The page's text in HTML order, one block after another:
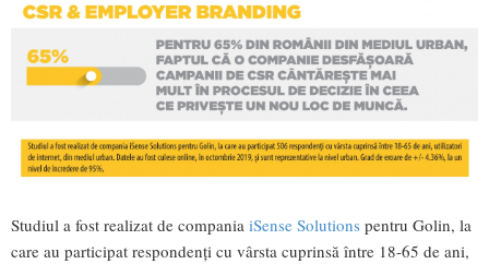
Studiul a fost realizat de compania iSense Solutions pentru Golin, la
care au participat respondenţi cu vârsta cuprinsă între 18-65 de ani,